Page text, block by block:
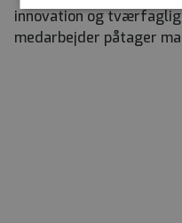
innovation og
medarbejder påtager